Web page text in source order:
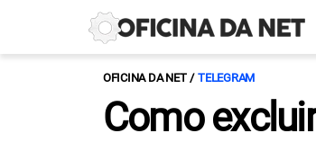
OFICINA DA NET TELEGRAM
Como